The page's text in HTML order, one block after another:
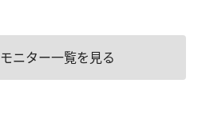
ニター一覧を見る